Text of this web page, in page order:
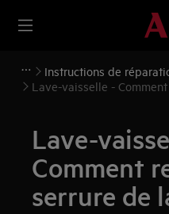
Instructions de
Lave-vaisselle -
Lave-
Comment
serrure de